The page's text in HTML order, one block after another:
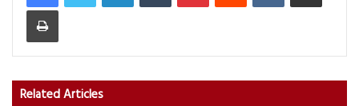
Print
Related Articles